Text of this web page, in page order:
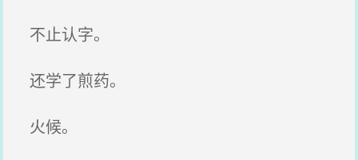
不止认字。
还学了煎药。
火候。